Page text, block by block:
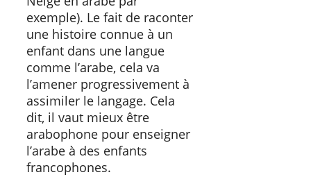
exemple). Le fait de raconter
une histoire connue à un
enfant dans une langue
comme l’arabe, cela va
l’amener progressivement à
assimiler le langage. Cela
dit, il vaut mieux être
arabophone pour enseigner
l’arabe à des enfants
francophones.